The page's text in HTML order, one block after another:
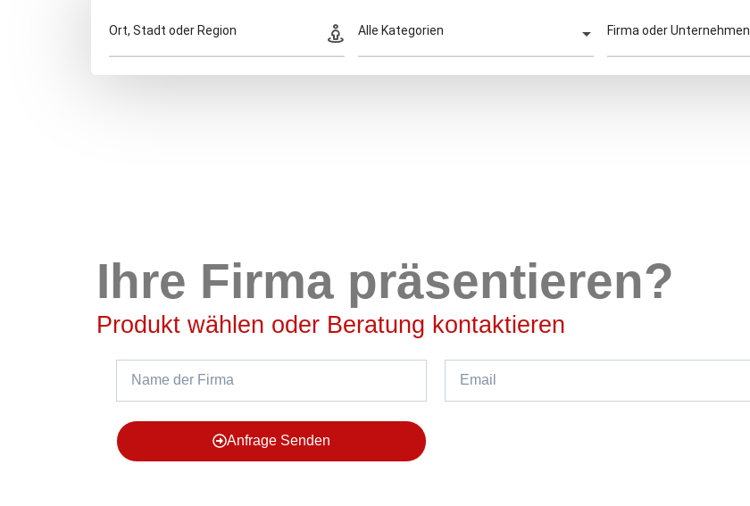
Ort, Stadt oder Region Alle Kategorien Firma oder Unternehmen
Ihre Firma präsentieren?
Produkt wählen oder Beratung kontaktieren
Anfrage Senden